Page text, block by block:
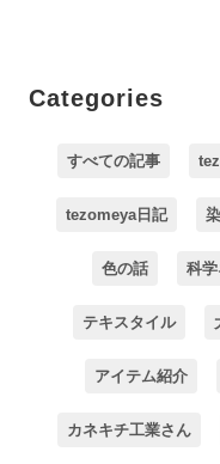
Categories
すべての記事
tezomeya日記
色の話 科
テキスタイル
アイテム紹介
カネキチ工業さん